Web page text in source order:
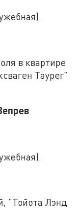
в квартире
Таурег"
"Тойота Лэнд